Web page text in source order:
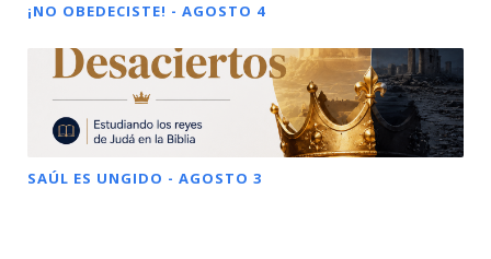
¡NO OBEDECISTE! - AGOSTO 4
SAÚL ES UNGIDO - AGOSTO 3